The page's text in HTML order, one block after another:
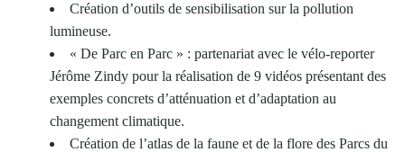
Création d’outils de sensibilisation sur la pollution
lumineuse.
« De Parc en Parc » : partenariat avec le vélo-reporter
Jérôme Zindy pour la réalisation de 9 vidéos présentant des
exemples concrets d’atténuation et d’adaptation au
changement climatique.
Création de l’atlas de la faune et de la flore des Parcs du